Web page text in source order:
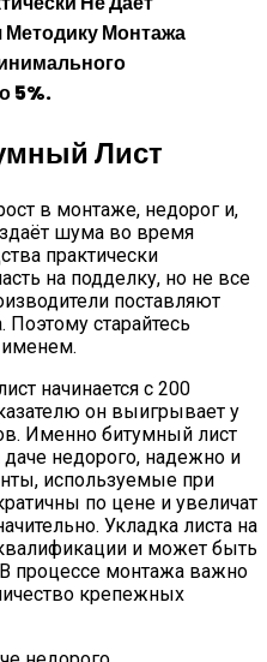
Монтажа
5%.
Лист
в монтаже, недорог и,
шума во время
практически
на подделку, но не все
поставляют
Поэтому старайтесь
начинается с 200
он выигрывает у
Именно битумный лист
недорого, надежно и
используемые при
по цене и увеличат
Укладка листа на
и может быть
процессе монтажа важно
крепежных